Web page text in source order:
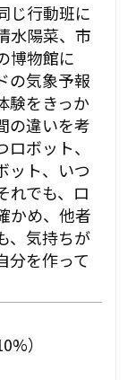
じ行動班に
水陽菜、市
博物館に
の気象予報
験をきっか
の違いを考
ボット、
ット、いつ
でも、ロ
かめ、他者
、気持ちが
分を作って
）